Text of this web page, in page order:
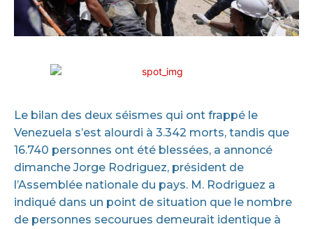
Le bilan des deux séismes qui ont frappé le
Venezuela s’est alourdi à 3.342 morts, tandis que
16.740 personnes ont été blessées, a annoncé
dimanche Jorge Rodriguez, président de
l’Assemblée nationale du pays. M. Rodriguez a
indiqué dans un point de situation que le nombre
de personnes secourues demeurait identique à